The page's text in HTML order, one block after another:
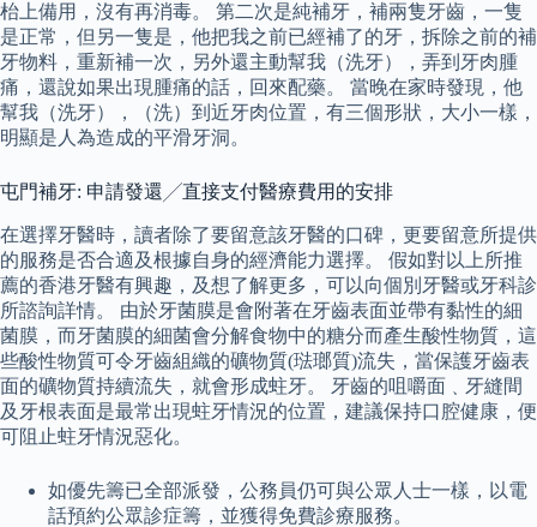
枱上備用，沒有再消毒。 第二次是純補牙，補兩隻牙齒，一隻
是正常，但另一隻是，他把我之前已經補了的牙，拆除之前的補
牙物料，重新補一次，另外還主動幫我（洗牙），弄到牙肉腫
痛，還說如果出現腫痛的話，回來配藥。 當晚在家時發現，他
幫我（洗牙），（洗）到近牙肉位置，有三個形狀，大小一樣，
明顯是人為造成的平滑牙洞。
屯門補牙: 申請發還╱直接支付醫療費用的安排
在選擇牙醫時，讀者除了要留意該牙醫的口碑，更要留意所提供
的服務是否合適及根據自身的經濟能力選擇。 假如對以上所推
薦的香港牙醫有興趣，及想了解更多，可以向個別牙醫或牙科診
所諮詢詳情。 由於牙菌膜是會附著在牙齒表面並帶有黏性的細
菌膜，而牙菌膜的細菌會分解食物中的糖分而產生酸性物質，這
些酸性物質可令牙齒組織的礦物質(琺瑯質)流失，當保護牙齒表
面的礦物質持續流失，就會形成蛀牙。 牙齒的咀嚼面﹑牙縫間
及牙根表面是最常出現蛀牙情況的位置，建議保持口腔健康，便
可阻止蛀牙情況惡化。
如優先籌已全部派發，公務員仍可與公眾人士一樣，以電
話預約公眾診症籌，並獲得免費診療服務。